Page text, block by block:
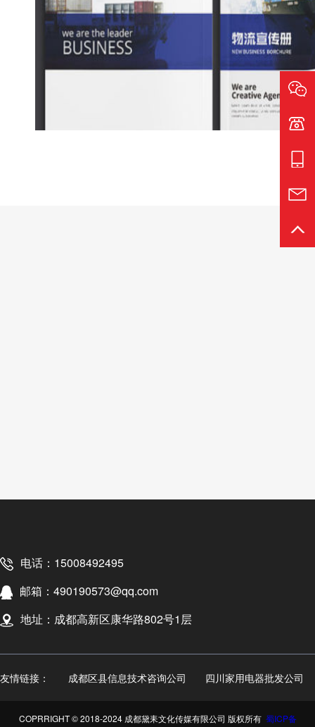
电话
邮箱
返回
物流宣传册
电话：15008492495
邮箱：490190573@qq.com
地址：成都高新区康华路802号1层
友情链接： 成都区县信息技术咨询公司 四川家用电器批发公司
COPRRIGHT © 2018-2024 成都黛耒文化传媒有限公司 版权所有 蜀ICP备